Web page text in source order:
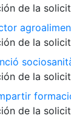
de la
de la
de la
de la